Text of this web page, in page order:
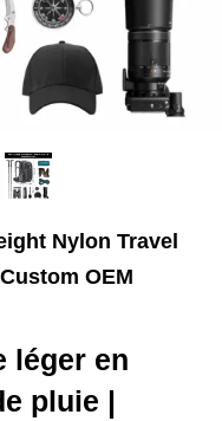
Nylon Travel
OEM
léger en
pluie |